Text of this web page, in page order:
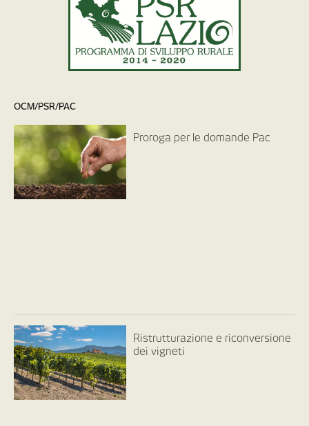
OCM/PSR/PAC
Proroga per le domande Pac
Ristrutturazione e riconversione
dei vigneti